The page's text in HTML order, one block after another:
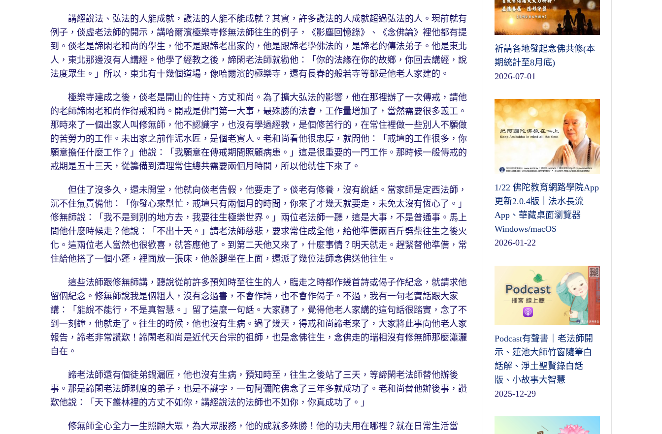
講經說法、弘法的人能成就，護法的人能不能成就？其實，許多護法的人成就超過弘法的人。現前就有
例子，倓虛老法師的開示，講哈爾濱極樂寺修無法師往生的例子，《影塵回憶錄》、《念佛論》裡他都有提
到。倓老是諦閑老和尚的學生，他不是跟諦老出家的，他是跟諦老學佛法的，是諦老的傳法弟子。他是東北
人，東北那邊沒有人講經。他學了經教之後，諦閑老法師就勸他：「你的法緣在你的故鄉，你回去講經，說
法度眾生。」所以，東北有十幾個道場，像哈爾濱的極樂寺，還有長春的般若寺等都是他老人家建的。
極樂寺建成之後，倓老是開山的住持、方丈和尚。為了擴大弘法的影響，他在那裡辦了一次傳戒，請他
的老師諦閑老和尚作得戒和尚。開戒是佛門第一大事，最殊勝的法會，工作量增加了，當然需要很多義工。
那時來了一個出家人叫修無師，他不認識字，也沒有學過經教，是個修苦行的，在常住裡做一些別人不願做
的苦勞力的工作。未出家之前作泥水匠，是個老實人。老和尚看他很忠厚，就問他：「戒壇的工作很多，你
願意擔任什麼工作？」他說：「我願意在傳戒期間照顧病患。」這是很重要的一門工作。那時候一般傳戒的
戒期是五十三天，從籌備到清理常住總共需要兩個月時間，所以他就住下來了。
但住了沒多久，還未開堂，他就向倓老告假，他要走了。倓老有修養，沒有說話。當家師是定西法師，
沉不住氣責備他：「你發心來幫忙，戒壇只有兩個月的時間，你來了才幾天就要走，未免太沒有恆心了。」
修無師說：「我不是到別的地方去，我要往生極樂世界。」兩位老法師一聽，這是大事，不是普通事。馬上
問他什麼時候走？他說：「不出十天。」請老法師慈悲，要求常住成全他，給他準備兩百斤劈柴往生之後火
化。這兩位老人當然也很歡喜，就答應他了。到第二天他又來了，什麼事情？明天就走。趕緊替他準備，常
住給他搭了一個小篷，裡面放一張床，他盤腿坐在上面，還派了幾位法師念佛送他往生。
這些法師跟修無師講，聽說從前許多預知時至往生的人，臨走之時都作幾首詩或偈子作紀念，就請求他
留個紀念。修無師說我是個粗人，沒有念過書，不會作詩，也不會作偈子。不過，我有一句老實話跟大家
講：「能說不能行，不是真智慧。」留了這麼一句話。大家聽了，覺得他老人家講的這句話很踏實，念了不
到一刻鐘，他就走了。往生的時候，他也沒有生病。過了幾天，得戒和尚諦老來了，大家將此事向他老人家
報告，諦老非常讚歎！諦閑老和尚是近代天台宗的祖師，也是念佛往生，念佛走的瑞相沒有修無師那麼瀟灑
自在。
諦老法師還有個徒弟鍋漏匠，他也沒有生病，預知時至，往生之後站了三天，等諦閑老法師替他辦後
事。那是諦閑老法師剃度的弟子，也是不識字，一句阿彌陀佛念了三年多就成功了。老和尚替他辦後事，讚
歎他說：「天下叢林裡的方丈不如你，講經說法的法師也不如你，你真成功了。」
修無師全心全力一生照顧大眾，為大眾服務，他的成就多殊勝！他的功夫用在哪裡？就在日常生活當
祈請各地發起念佛共修(本
期統計至8月底)
2026-07-01
1/22 佛陀教育網路學院App
更新2.0.4版｜法水長流
App、華藏桌面瀏覽器
Windows/macOS
2026-01-22
Podcast有聲書｜老法師開
示、蓮池大師竹窗隨筆白
話解、淨土聖賢錄白話
版、小故事大智慧
2025-12-29